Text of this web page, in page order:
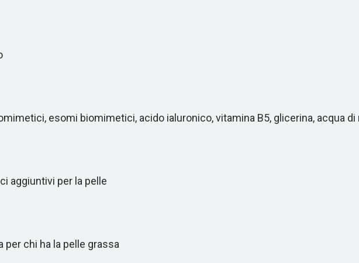
esomi biomimetici, acido ialuronico, vitamina B5, glicerina, acqua di
aggiuntivi per la pelle
chi ha la pelle grassa